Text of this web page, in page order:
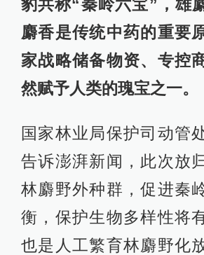
豹共称“秦岭六宝”，雄
麝香是传统中药的重要
家战略储备物资、专控
然赋予人类的瑰宝之一。
国家林业局保护司动管
告诉澎湃新闻，此次放
林麝野外种群，促进秦
衡，保护生物多样性将
也是人工繁育林麝野化